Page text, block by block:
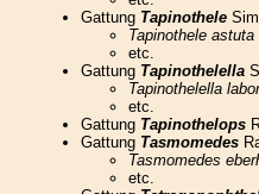
Gattung Tapinothele
Tapinothele astuta
etc.
Gattung Tapinothelella
Tapinothelella
etc.
Gattung Tapinothelops
Gattung Tasmomedes
Tasmomedes
etc.